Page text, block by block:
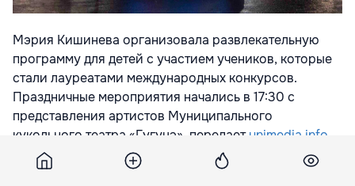
Мэрия Кишинева организовала развлекательную
программу для детей с участием учеников, которые
стали лауреатами международных конкурсов.
Праздничные мероприятия начались в 17:30 с
представления артистов Муниципального
кукольного театра «Гугуцэ», передаетunimedia.info
Также, 24 и 25 декабря, в канун Рождества по новому